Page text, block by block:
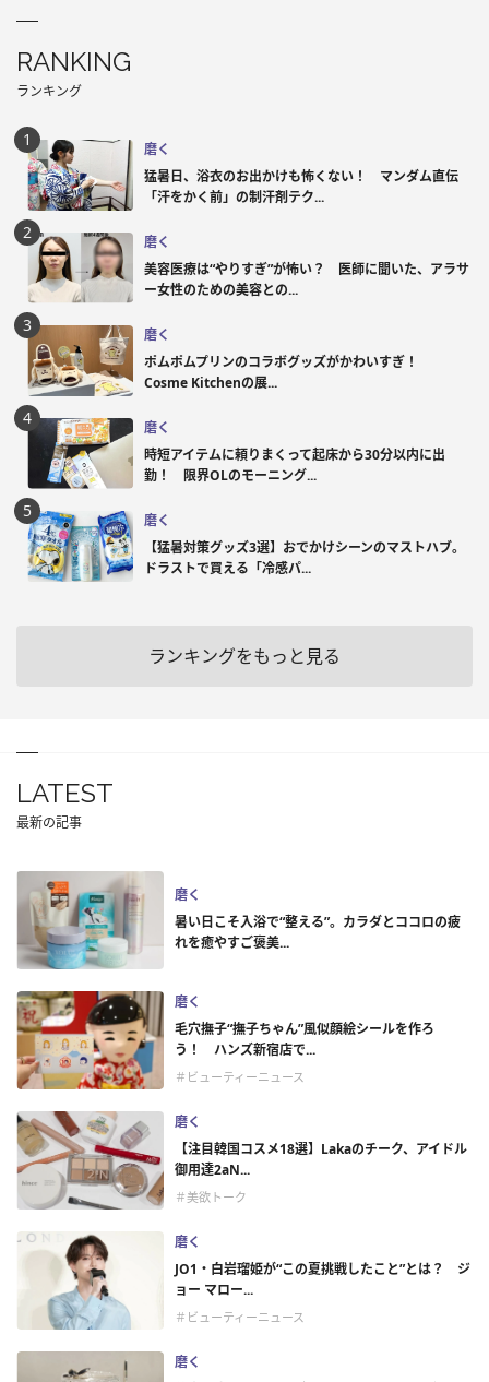
RANKING
ランキング
磨く
猛暑日、浴衣のお出かけも怖くない！ マンダム直伝
「汗をかく前」の制汗剤テク...
磨く
美容医療は“やりすぎ”が怖い？ 医師に聞いた、アラサ
ー女性のための美容との...
磨く
ポムポムプリンのコラボグッズがかわいすぎ！
Cosme Kitchenの展...
磨く
時短アイテムに頼りまくって起床から30分以内に出
勤！ 限界OLのモーニング...
磨く
【猛暑対策グッズ3選】おでかけシーンのマストハブ。
ドラストで買える「冷感パ...
ランキングをもっと見る
LATEST
最新の記事
磨く
暑い日こそ入浴で“整える”。カラダとココロの疲
れを癒やすご褒美...
磨く
毛穴撫子“撫子ちゃん”風似顔絵シールを作ろ
う！ ハンズ新宿店で...
＃ビューティーニュース
磨く
【注目韓国コスメ18選】Lakaのチーク、アイドル
御用達2aN...
＃美欲トーク
磨く
JO1・白岩瑠姫が“この夏挑戦したこと”とは？ ジ
ョー マロー...
＃ビューティーニュース
磨く